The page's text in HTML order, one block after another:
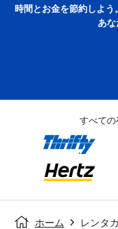
時間とお金を節約しよ
あな
すべて
ホーム レンタ